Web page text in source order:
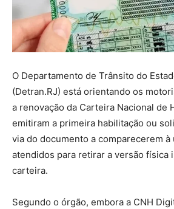
O Departamento de Trânsito do
(Detran.RJ) está orientando os
a renovação da Carteira Nacional de
emitiram a primeira habilitação ou
via do documento a comparecerem
atendidos para retirar a versão física
carteira.
Segundo o órgão, embora a CNH